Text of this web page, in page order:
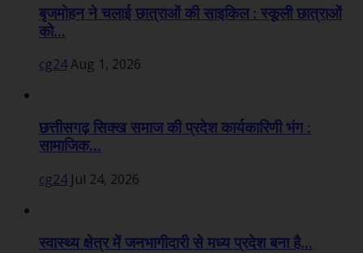
बृजमोहन ने चलाई छात्राओं की साइकिल : स्कूली छात्राओं
को...
cg24Aug 1, 2026
छत्तीसगढ़ सिक्ख समाज की प्रदेश कार्यकारिणी भंग :
सामाजिक...
cg24 Jul 24, 2026
स्वास्थ्य क्षेत्र में जनभागीदारी से मध्य प्रदेश बना है...